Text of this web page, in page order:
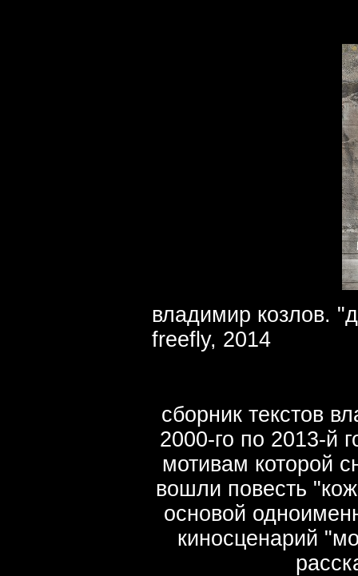
владимир козлов.
freefly, 2014
сборник текстов
2000-го по 2013-й
мотивам которой
вошли повесть
основой
киносценарий